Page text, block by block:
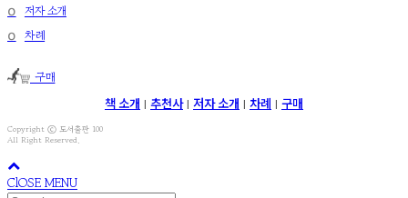
໐ 저자 소개
໐ 차례
구매
책 소개 | 추천사| 저자 소개 | 차례 | 구매
Copyright ⓒ 도서출판 100
All Right Reserved.
ClOSE MENU